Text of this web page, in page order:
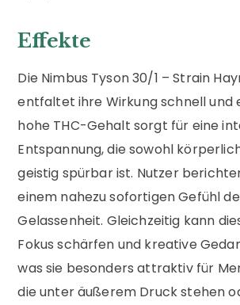
Effekte
Die Nimbus Tyson 30/1 – Strain
entfaltet ihre Wirkung schnell und
hohe THC-Gehalt sorgt für eine
Entspannung, die sowohl
geistig spürbar ist. Nutzer
einem nahezu sofortigen Gefühl
Gelassenheit. Gleichzeitig kann
Fokus schärfen und kreative
was sie besonders attraktiv für
die unter äußerem Druck stehen